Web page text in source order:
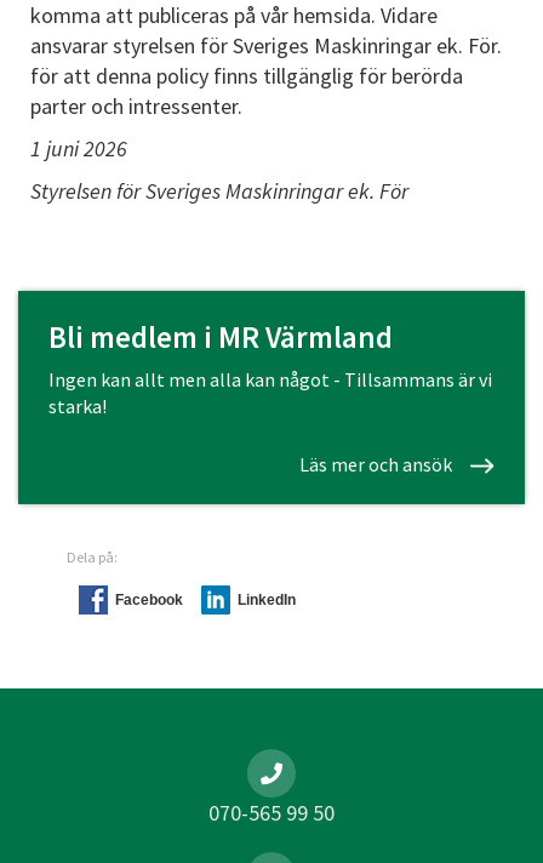
komma att publiceras på vår hemsida. Vidare
ansvarar styrelsen för Sveriges Maskinringar ek. För.
för att denna policy finns tillgänglig för berörda
parter och intressenter.
1 juni 2026
Styrelsen för Sveriges Maskinringar ek. För
Bli medlem i MR Värmland
Ingen kan allt men alla kan något - Tillsammans är vi
starka!
Läs mer och ansök
Dela på:
Facebook LinkedIn
070-565 99 50